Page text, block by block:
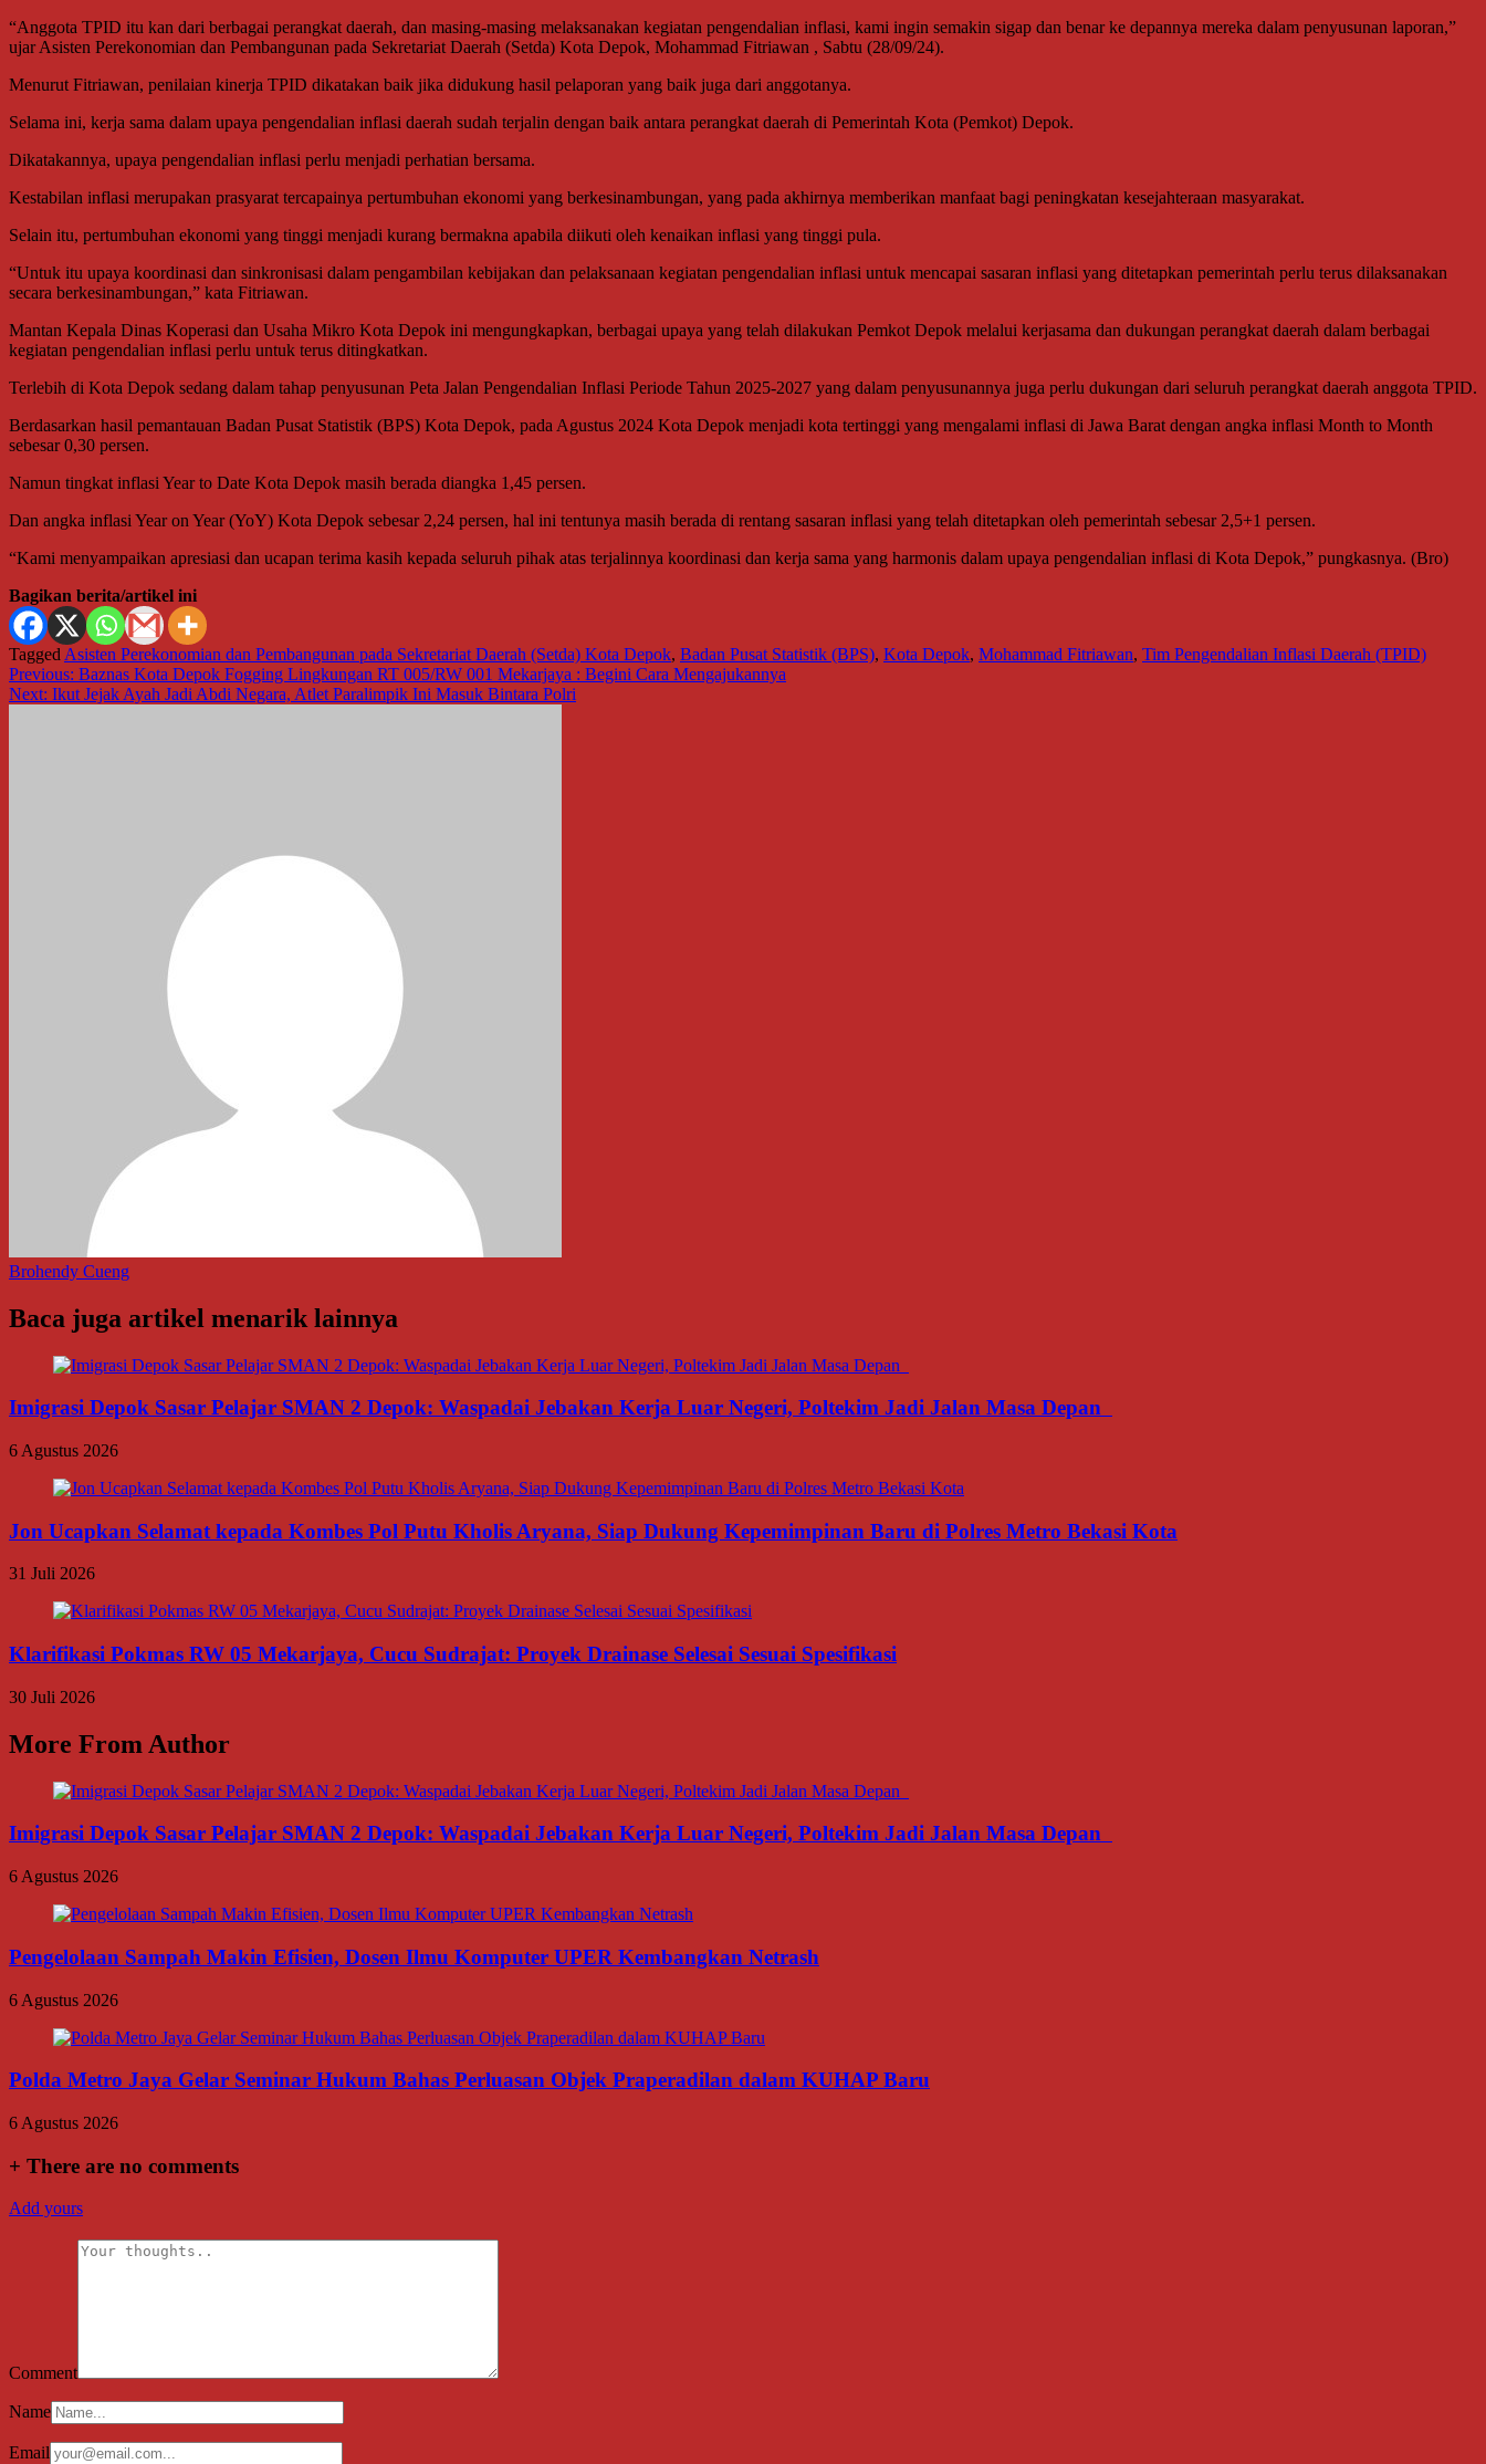
“Anggota TPID itu kan dari berbagai perangkat daerah, dan masing-masing melaksanakan kegiatan pengendalian inflasi, kami ingin semakin sigap dan benar ke depannya mereka dalam penyusunan laporan,”
ujar Asisten Perekonomian dan Pembangunan pada Sekretariat Daerah (Setda) Kota Depok, Mohammad Fitriawan , Sabtu (28/09/24).
Menurut Fitriawan, penilaian kinerja TPID dikatakan baik jika didukung hasil pelaporan yang baik juga dari anggotanya.
Selama ini, kerja sama dalam upaya pengendalian inflasi daerah sudah terjalin dengan baik antara perangkat daerah di Pemerintah Kota (Pemkot) Depok.
Dikatakannya, upaya pengendalian inflasi perlu menjadi perhatian bersama.
Kestabilan inflasi merupakan prasyarat tercapainya pertumbuhan ekonomi yang berkesinambungan, yang pada akhirnya memberikan manfaat bagi peningkatan kesejahteraan masyarakat.
Selain itu, pertumbuhan ekonomi yang tinggi menjadi kurang bermakna apabila diikuti oleh kenaikan inflasi yang tinggi pula.
“Untuk itu upaya koordinasi dan sinkronisasi dalam pengambilan kebijakan dan pelaksanaan kegiatan pengendalian inflasi untuk mencapai sasaran inflasi yang ditetapkan pemerintah perlu terus dilaksanakan
secara berkesinambungan,” kata Fitriawan.
Mantan Kepala Dinas Koperasi dan Usaha Mikro Kota Depok ini mengungkapkan, berbagai upaya yang telah dilakukan Pemkot Depok melalui kerjasama dan dukungan perangkat daerah dalam berbagai
kegiatan pengendalian inflasi perlu untuk terus ditingkatkan.
Terlebih di Kota Depok sedang dalam tahap penyusunan Peta Jalan Pengendalian Inflasi Periode Tahun 2025-2027 yang dalam penyusunannya juga perlu dukungan dari seluruh perangkat daerah anggota TPID.
Berdasarkan hasil pemantauan Badan Pusat Statistik (BPS) Kota Depok, pada Agustus 2024 Kota Depok menjadi kota tertinggi yang mengalami inflasi di Jawa Barat dengan angka inflasi Month to Month
sebesar 0,30 persen.
Namun tingkat inflasi Year to Date Kota Depok masih berada diangka 1,45 persen.
Dan angka inflasi Year on Year (YoY) Kota Depok sebesar 2,24 persen, hal ini tentunya masih berada di rentang sasaran inflasi yang telah ditetapkan oleh pemerintah sebesar 2,5+1 persen.
“Kami menyampaikan apresiasi dan ucapan terima kasih kepada seluruh pihak atas terjalinnya koordinasi dan kerja sama yang harmonis dalam upaya pengendalian inflasi di Kota Depok,” pungkasnya. (Bro)
Bagikan berita/artikel ini
Tagged Asisten Perekonomian dan Pembangunan pada Sekretariat Daerah (Setda) Kota Depok, Badan Pusat Statistik (BPS), Kota Depok, Mohammad Fitriawan, Tim Pengendalian Inflasi Daerah (TPID)
Navigasi
pos
Previous: Baznas Kota Depok Fogging Lingkungan RT 005/RW 001 Mekarjaya : Begini Cara Mengajukannya
Next: Ikut Jejak Ayah Jadi Abdi Negara, Atlet Paralimpik Ini Masuk Bintara Polri
Brohendy Cueng
Baca juga artikel menarik lainnya
Imigrasi Depok Sasar Pelajar SMAN 2 Depok: Waspadai Jebakan Kerja Luar Negeri, Poltekim Jadi Jalan Masa Depan
6 Agustus 2026
Jon Ucapkan Selamat kepada Kombes Pol Putu Kholis Aryana, Siap Dukung Kepemimpinan Baru di Polres Metro Bekasi Kota
31 Juli 2026
Klarifikasi Pokmas RW 05 Mekarjaya, Cucu Sudrajat: Proyek Drainase Selesai Sesuai Spesifikasi
30 Juli 2026
More From Author
Imigrasi Depok Sasar Pelajar SMAN 2 Depok: Waspadai Jebakan Kerja Luar Negeri, Poltekim Jadi Jalan Masa Depan
6 Agustus 2026
Pengelolaan Sampah Makin Efisien, Dosen Ilmu Komputer UPER Kembangkan Netrash
6 Agustus 2026
Polda Metro Jaya Gelar Seminar Hukum Bahas Perluasan Objek Praperadilan dalam KUHAP Baru
6 Agustus 2026
+ There are no comments
Add yours
Comment
Name
Email